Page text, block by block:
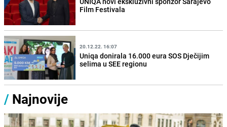
Film Festivala
20.12.22. 16:07
Uniqa donirala 16.000 eura SOS Dječijim
selima u SEE regionu
/ Najnovije